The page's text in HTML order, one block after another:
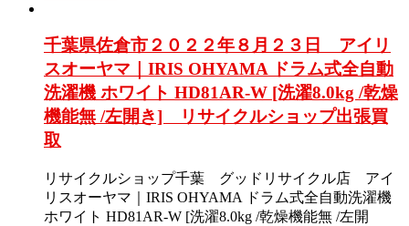
千葉県佐倉市２０２２年８月２３日 アイリ
スオーヤマ｜IRIS OHYAMA ドラム式全自動
洗濯機 ホワイト HD81AR-W [洗濯8.0kg /乾燥
機能無 /左開き] リサイクルショップ出張買
取
リサイクルショップ千葉 グッドリサイクル店 アイ
リスオーヤマ｜IRIS OHYAMA ドラム式全自動洗濯機
ホワイト HD81AR-W [洗濯8.0kg /乾燥機能無 /左開